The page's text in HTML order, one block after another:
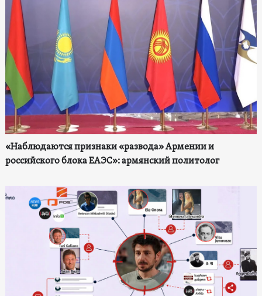
«Наблюдаются признаки «развода» Армении и
российского блока ЕАЭС»: армянский политолог